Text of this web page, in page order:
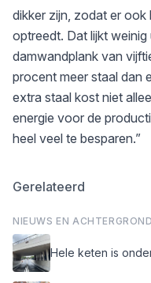
dikker zijn, zodat er
optreedt. Dat lijkt
damwandplank van
procent meer staal dan
extra staal kost niet
energie voor de
heel veel te besparen.”
Gerelateerd
NIEUWS EN ACHTERGROND
Hele keten is